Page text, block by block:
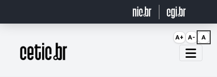
Página inicial
A+ A- A